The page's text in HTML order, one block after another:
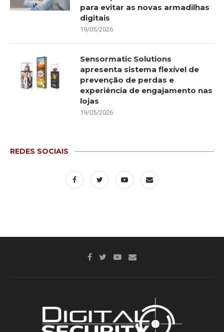
para evitar as novas armadilhas
digitais
19/05/2026
Sensormatic Solutions
apresenta sistema flexível de
prevenção de perdas e
experiência de engajamento nas
lojas
19/05/2026
REDES SOCIAIS